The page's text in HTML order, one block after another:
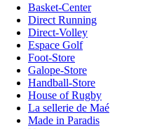
Basket-Center
Direct Running
Direct-Volley
Espace Golf
Foot-Store
Galope-Store
Handball-Store
House of Rugby
La sellerie de Maé
Made in Paradis